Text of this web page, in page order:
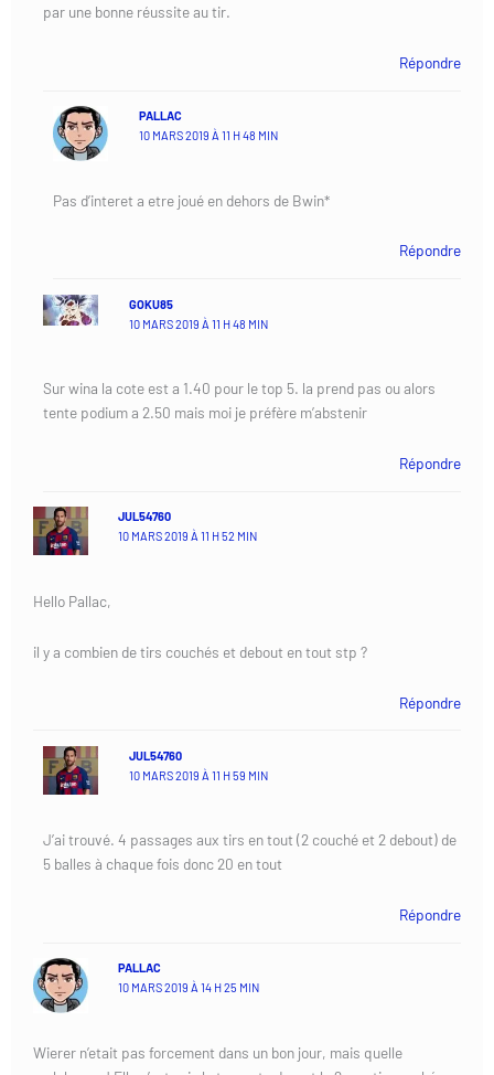
par une bonne réussite au tir.
Répondre
PALLAC
10 MARS 2019 À 11 H 48 MIN
Pas d’interet a etre joué en dehors de Bwin*
Répondre
GOKU85
10 MARS 2019 À 11 H 48 MIN
Sur wina la cote est a 1.40 pour le top 5. la prend pas ou alors
tente podium a 2.50 mais moi je préfère m’abstenir
Répondre
JUL54760
10 MARS 2019 À 11 H 52 MIN
Hello Pallac,
il y a combien de tirs couchés et debout en tout stp ?
Répondre
JUL54760
10 MARS 2019 À 11 H 59 MIN
J’ai trouvé. 4 passages aux tirs en tout (2 couché et 2 debout) de
5 balles à chaque fois donc 20 en tout
Répondre
PALLAC
10 MARS 2019 À 14 H 25 MIN
Wierer n’etait pas forcement dans un bon jour, mais quelle